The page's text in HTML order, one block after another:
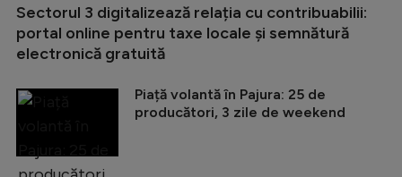
Sectorul 3 digitalizează relația cu contribuabilii:
portal online pentru taxe locale și semnătură
electronică gratuită
Piață volantă în Pajura: 25 de
producători, 3 zile de weekend